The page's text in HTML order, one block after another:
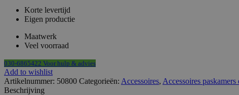
Korte levertijd
Eigen productie
Maatwerk
Veel voorraad
030-6865422 Voor hulp & advies
Add to wishlist
Artikelnummer: 50800 Categorieën: Accessoires, Accessoires paskamers
Beschrijving